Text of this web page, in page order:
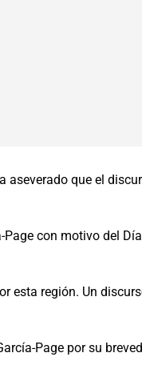
que el
con motivo del
esta región. Un
Page por su